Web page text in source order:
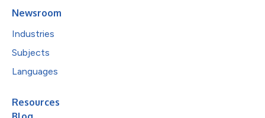
Newsroom
Industries
Subjects
Languages
Resources